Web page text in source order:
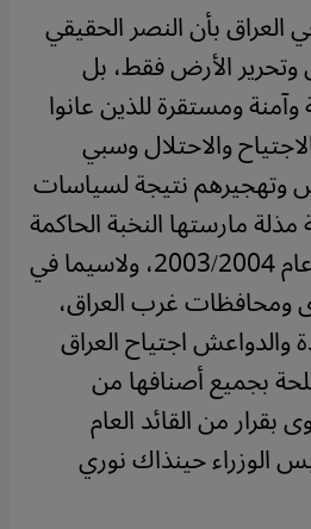
بأن النصر الحقيقي
الأرض فقط، بل
ومستقرة للذين عانوا
والاحتلال وسبي
وتهجيرهم نتيجة لسياسات
مارستها النخبة الحاكمة
في أرجاء العراق منذ عام 2003/2004، ولاسيما في
ومحافظات غرب العراق،
اجتياح العراق
بجميع أصنافها من
من القائد العام
الوزراء حينذاك نوري